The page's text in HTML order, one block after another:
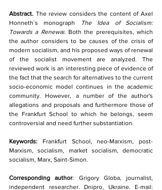
Abstract. The review considers the content of Axel
Honneth`s monograph
The Idea of Socialism:
Towards a Renewal. Both the prerequisites, which
the author considers to be causes of the crisis of
modern socialism, and his proposed ways of renewal
of the socialist movement are analyzed. The
reviewed work is an interesting piece of evidence of
the fact that the search for alternatives to the current
socio-economic model continues in the academic
community. However, a number of the author's
allegations and proposals and furthermore those of
the Frankfurt School to which he belongs, seem
controversial and need further substantiation.
Keywords: Frankfurt School, neo-Marxism, post-
Marxism, socialism, market socialism, democratic
socialism, Marx, Saint-Simon.
Corresponding author: Grigory Globa, journalist,